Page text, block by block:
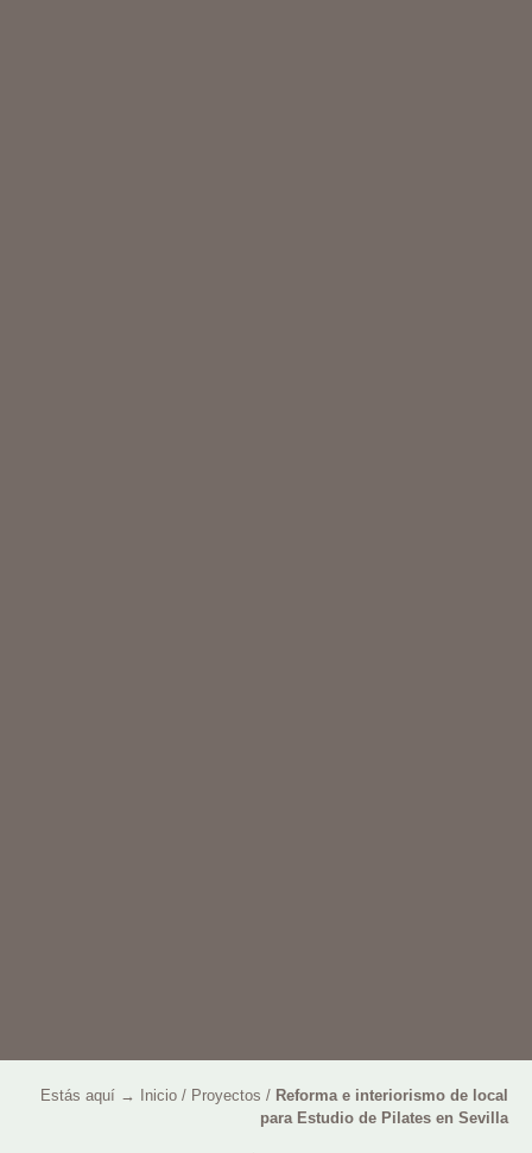
Estás aquí → Inicio / Proyectos / Reforma e interiorismo de local
para Estudio de Pilates en Sevilla